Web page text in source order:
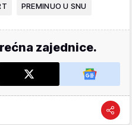
PREMINUO U SNU
zajednice.